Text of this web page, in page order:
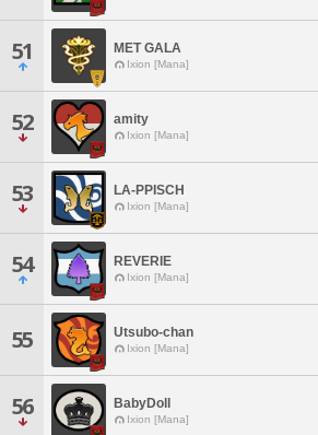
51 MET GALA
Ixion [Mana]
52 amity
Ixion [Mana]
53 LA-PPISCH
Ixion [Mana]
54 REVERIE
Ixion [Mana]
55 Utsubo-chan
Ixion [Mana]
56 BabyDoll
Ixion [Mana]